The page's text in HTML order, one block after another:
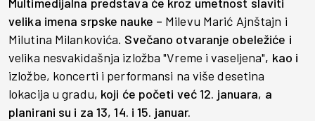
velika imena srpske nauke – Milevu Marić Ajnštajn i
Milutina Milankovića. Svečano otvaranje obeležiće i
velika nesvakidašnja izložba "Vreme i vaseljena", kao i
izložbe, koncerti i performansi na više desetina
lokacija u gradu, koji će početi već 12. januara, a
planirani su i za 13, 14. i 15. januar.